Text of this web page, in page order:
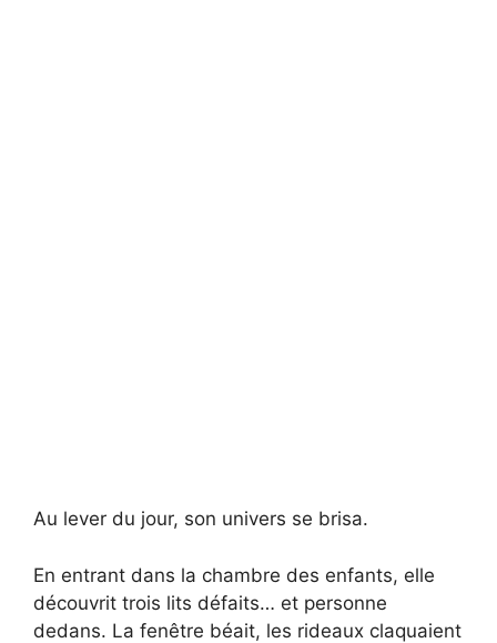
Au lever du jour, son univers se brisa.
En entrant dans la chambre des enfants, elle
découvrit trois lits défaits… et personne
dedans. La fenêtre béait, les rideaux claquaient